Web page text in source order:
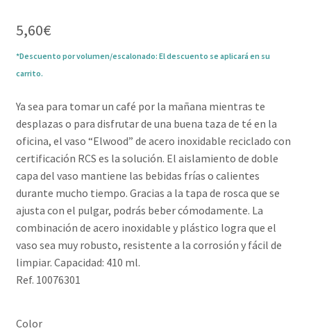
5,60€
*Descuento por volumen/escalonado: El descuento se aplicará en su
carrito.
Ya sea para tomar un café por la mañana mientras te
desplazas o para disfrutar de una buena taza de té en la
oficina, el vaso “Elwood” de acero inoxidable reciclado con
certificación RCS es la solución. El aislamiento de doble
capa del vaso mantiene las bebidas frías o calientes
durante mucho tiempo. Gracias a la tapa de rosca que se
ajusta con el pulgar, podrás beber cómodamente. La
combinación de acero inoxidable y plástico logra que el
vaso sea muy robusto, resistente a la corrosión y fácil de
limpiar. Capacidad: 410 ml.
Ref. 10076301
Color